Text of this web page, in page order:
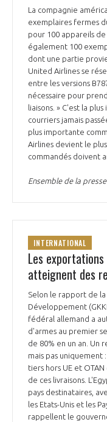
La compagnie
exemplaires fermes
pour 100 appareils
également 100
dont une partie
United Airlines se
entre les versions
nécessaire pour
liaisons. » C'est la
courriers jamais
plus importante
Airlines devient le
commandés doivent
Ensemble de la
INTERNATIONAL
Les
atteignent des
Selon le rapport de
Développement
fédéral allemand a
d'armes au premier
de 80% en un an. Un
mais pas uniquement
tiers hors UE et
de ces livraisons.
pays destinataires,
les Etats-Unis et les
rappellent le